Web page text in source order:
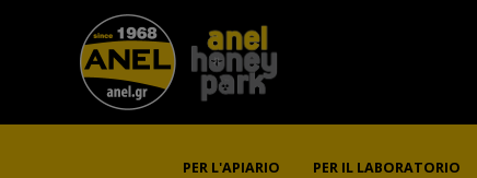
PER L'APIARIO PER IL LABORATORIO